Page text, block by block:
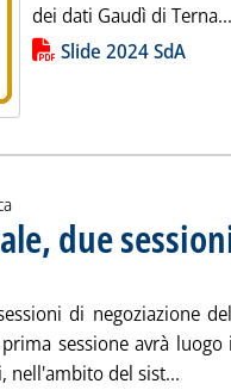
dei dati Gaudì di Terna...
alla notizia
Slide 2024 SdA
due
di negoziazione
sessione avrà
nell'ambito del sist...